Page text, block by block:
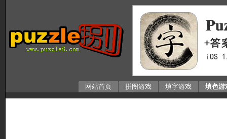
网站首页 拼图游戏 填字游戏 填色游